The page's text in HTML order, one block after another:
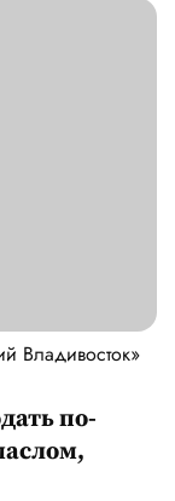
Владивосток»
по-